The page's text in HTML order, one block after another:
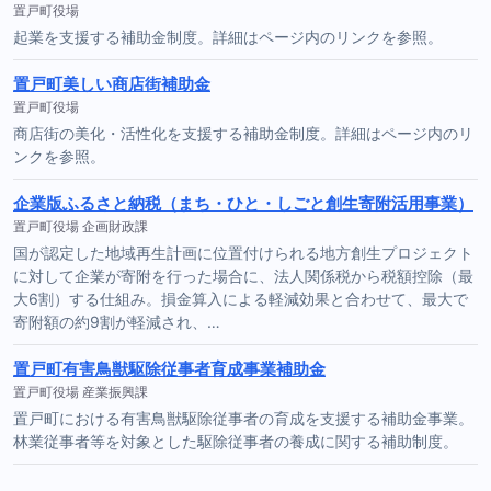
置戸町役場
起業を支援する補助金制度。詳細はページ内のリンクを参照。
置戸町美しい商店街補助金
置戸町役場
商店街の美化・活性化を支援する補助金制度。詳細はページ内のリ
ンクを参照。
企業版ふるさと納税（まち・ひと・しごと創生寄附活用事業）
置戸町役場 企画財政課
国が認定した地域再生計画に位置付けられる地方創生プロジェクト
に対して企業が寄附を行った場合に、法人関係税から税額控除（最
大6割）する仕組み。損金算入による軽減効果と合わせて、最大で
寄附額の約9割が軽減され、…
置戸町有害鳥獣駆除従事者育成事業補助金
置戸町役場 産業振興課
置戸町における有害鳥獣駆除従事者の育成を支援する補助金事業。
林業従事者等を対象とした駆除従事者の養成に関する補助制度。